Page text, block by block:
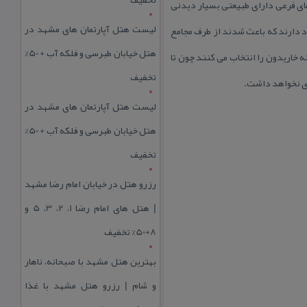
فرعی دارای طبیعتی بسیار دیدنی
دارند كه باعث شدند از طرف مجامع
خاریدون را انتخاب می كنند چون تا
نخواهد داشت.
لیست هتل آپارتمان های مشهد در
هتل خیابان طبرسی و فلکه آب + 50%
تخفیف
لیست هتل آپارتمان های مشهد در
هتل خیابان طبرسی و فلکه آب + 50%
تخفیف
رزرو هتل در خیابان امام رضا مشهد
| هتل‌ های امام رضا 1، 2، 3، 5 و
8+50% تخفیف
بهترین هتل مشهد با صبحانه، ناهار
و شام | رزرو هتل مشهد با غذا